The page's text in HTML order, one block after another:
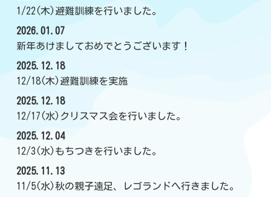
1/22(木)避難訓練を行いました。
2026.01.07
新年あけましておめでとうございます！
2025.12.18
12/18(木)避難訓練を実施
2025.12.18
12/17(水)クリスマス会を行いました。
2025.12.04
12/3(水)もちつきを行いました。
2025.11.13
11/5(水)秋の親子遠足、レゴランドへ行きました。